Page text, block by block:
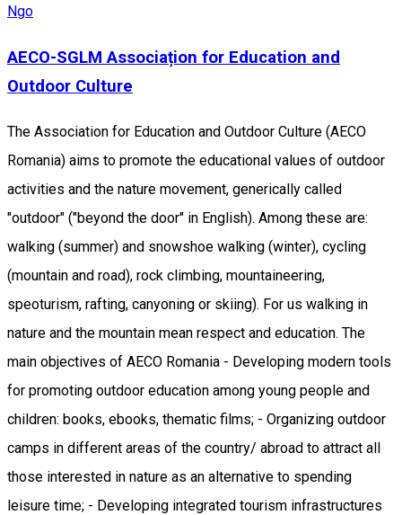
Ngo
AECO-SGLM Associațion for Education and
Outdoor Culture
The Association for Education and Outdoor Culture (AECO
Romania) aims to promote the educational values of outdoor
activities and the nature movement, generically called
"outdoor" ("beyond the door" in English). Among these are:
walking (summer) and snowshoe walking (winter), cycling
(mountain and road), rock climbing, mountaineering,
speoturism, rafting, canyoning or skiing). For us walking in
nature and the mountain mean respect and education. The
main objectives of AECO Romania - Developing modern tools
for promoting outdoor education among young people and
children: books, ebooks, thematic films; - Organizing outdoor
camps in different areas of the country/ abroad to attract all
those interested in nature as an alternative to spending
leisure time; - Developing integrated tourism infrastructures